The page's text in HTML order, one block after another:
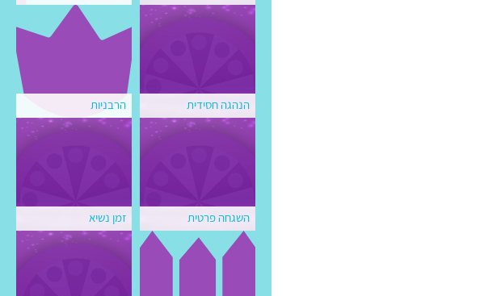
הנהגה חסידית הרבניות
השגחה פרטית זמן נשיא